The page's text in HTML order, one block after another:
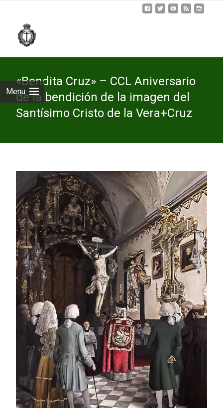
Menu
«Bendita Cruz» – CCL Aniversario
de la bendición de la imagen del
Santísimo Cristo de la Vera+Cruz